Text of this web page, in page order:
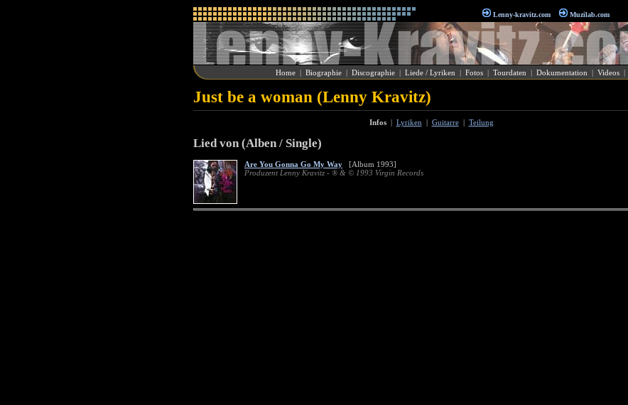
Lenny-kravitz.com Muzilab.com
Home| Biographie| Discographie| Liede / Lyriken | Fotos| Tourdaten | Dokumentation | Videos|
Just be a woman (Lenny Kravitz)
Infos| Lyriken | Guitarre| Teilung
Lied von (Alben / Single)
Are You Gonna Go My Way [Album 1993]
Produzent Lenny Kravitz - ® & © 1993 Virgin Records